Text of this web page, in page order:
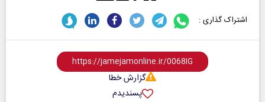
اشتراک گذاری :
گزارش خطا
پسندیدم